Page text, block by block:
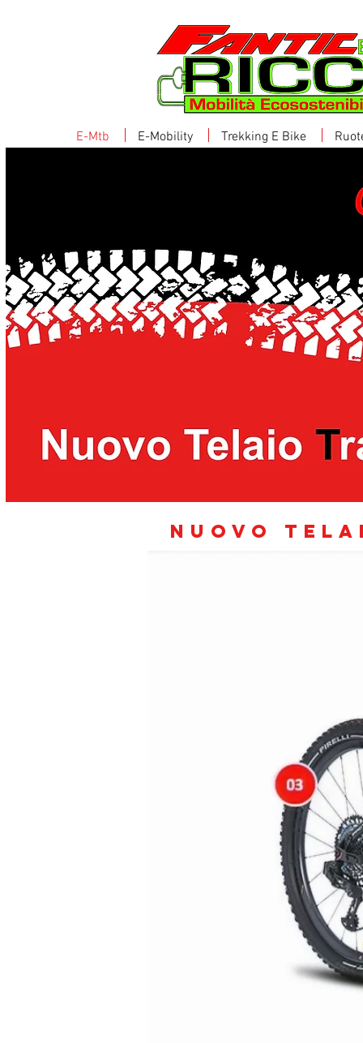
E-Mtb E-Mobility Trekking E Bike
NUOVO